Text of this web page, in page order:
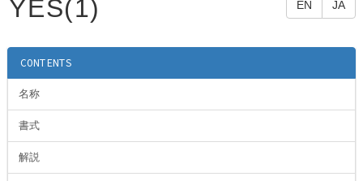
EN JA
YES(1)
CONTENTS
名称
書式
解説